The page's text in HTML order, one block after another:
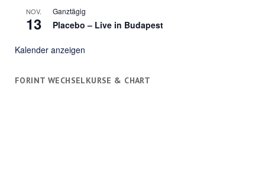
NOV.
13
Ganztägig
Placebo – Live in Budapest
Kalender anzeigen
FORINT WECHSELKURSE & CHART